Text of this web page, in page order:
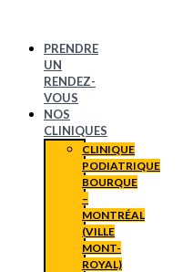
PRENDRE
UN
RENDEZ-
VOUS
NOS
CLINIQUES
CLINIQUE
PODIATRIQUE
BOURQUE
–
MONTRÉAL
(VILLE
MONT-
ROYAL)